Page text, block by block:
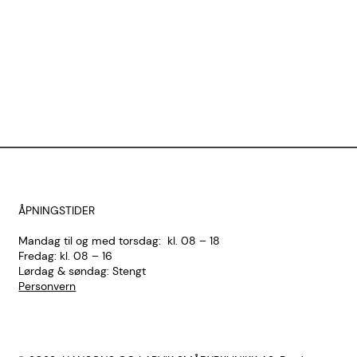
ÅPNINGSTIDER
Mandag til og med torsdag: kl. 08 – 18
Fredag: kl. 08 – 16
Lørdag & søndag: Stengt
Personvern